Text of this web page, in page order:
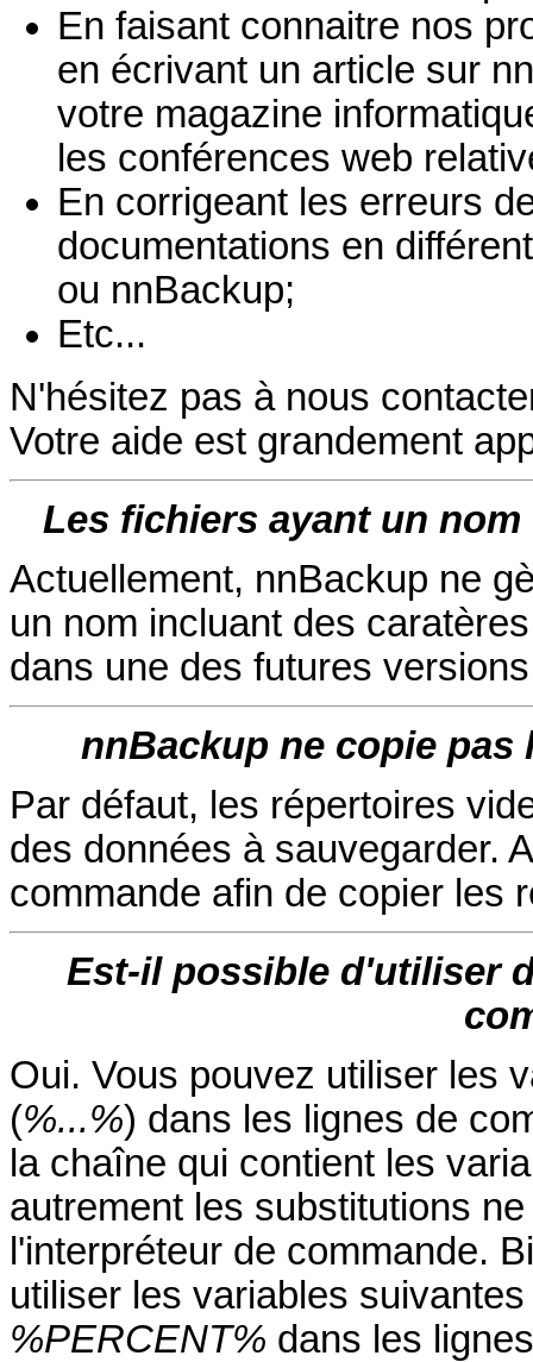
En faisant connaitre nos
en écrivant un article sur
votre magazine
les conférences web
En corrigeant les erreurs
documentations en
ou nnBackup;
Etc...
N'hésitez pas à nous
Votre aide est grandement
Les fichiers ayant un
Actuellement, nnBackup ne
un nom incluant des
dans une des futures
nnBackup ne copie
Par défaut, les répertoires
des données à sauvegarder.
commande afin de copier les
Est-il possible d'utiliser
Oui. Vous pouvez utiliser les
(%...%) dans les lignes de
la chaîne qui contient les
autrement les substitutions
l'interpréteur de commande.
utiliser les variables
%PERCENT% dans les